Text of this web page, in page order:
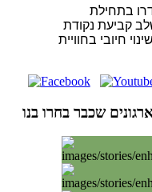
בתחילת
קביעת נקודת
חיובי בחוויית
שכבר בחרו בנו